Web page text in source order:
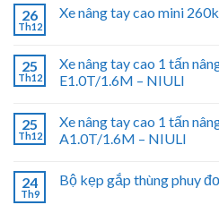
26
Th12
Xe nâng tay cao mini
25
Th12
Xe nâng tay cao 1 tấn
E1.0T/1.6M – NIULI
25
Th12
Xe nâng tay cao 1 tấn
A1.0T/1.6M – NIULI
24
Th9
Bộ kẹp gắp thùng phuy